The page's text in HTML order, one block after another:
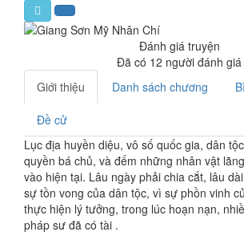
Đánh giá truyện
Đã có 12 người đánh giá
Giới thiệu
Danh sách chương
Đề cử
Lục địa huyền diệu, vô số quốc gia, dân
quyền bá chủ, và đếm những nhân vật
vào hiện tại. Lâu ngày phải chia cắt, lâu
sự tồn vong của dân tộc, vì sự phồn vinh
thực hiện lý tưởng, trong lúc hoạn nạn,
pháp sư đã có tài .